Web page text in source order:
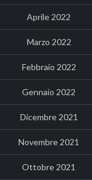
Aprile 2022
Marzo 2022
Febbraio 2022
Gennaio 2022
Dicembre 2021
Novembre 2021
Ottobre 2021